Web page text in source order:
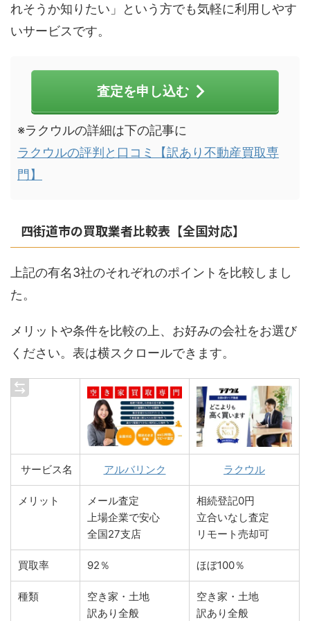
れそうか知りたい」という方でも気軽に利用しやす
いサービスです。
査定を申し込む
※ラクウルの詳細は下の記事に
ラクウルの評判と口コミ【訳あり不動産買取専
門】
四街道市の買取業者比較表【全国対応】
上記の有名3社のそれぞれのポイントを比較しまし
た。
メリットや条件を比較の上、お好みの会社をお選び
ください。表は横スクロールできます。
サービス名 アルバリンク ラクウル
メリット
メール査定
上場企業で安心
全国27支店
相続登記0円
立合いなし査定
リモート売却可
買取率 92％ ほぼ100％
種類
空き家・土地
訳あり全般
空き家・土地
訳あり全般